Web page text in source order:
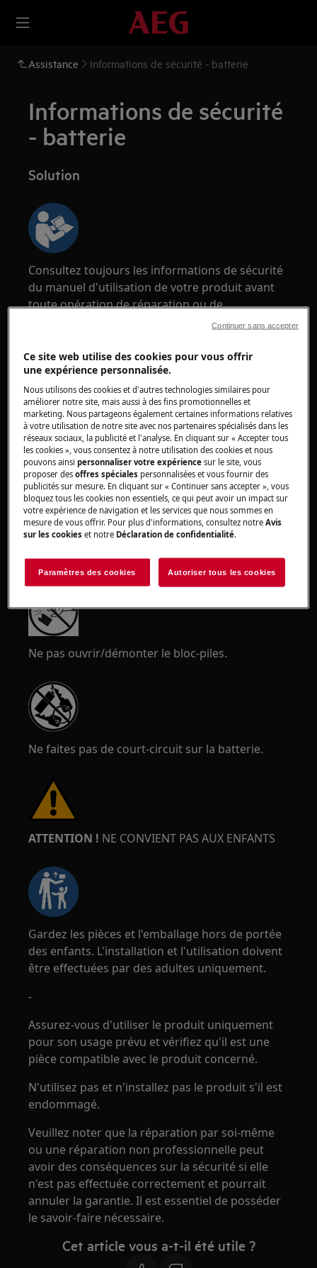
Assistance Informations de sécurité - batterie
Informations de sécurité
- batterie
Solution
Consultez toujours les informations de sécurité
du manuel d'utilisation de votre produit avant
toute opération de réparation ou de
ATTENTION !RISQUE D'INCENDIE
Ne pas exposer la batterie aux flammes,
étincelles ou à la lumière directe du soleil.
Conservez la batterie à température ambiante.
Ne pas ouvrir/démonter le bloc-piles.
Ne faites pas de court-circuit sur la batterie.
ATTENTION ! NE CONVIENT PAS AUX ENFANTS
Gardez les pièces et l'emballage hors de portée
des enfants. L'installation et l'utilisation doivent
être effectuées par des adultes uniquement.
-
Assurez-vous d'utiliser le produit uniquement
pour son usage prévu et vérifiez qu'il est une
pièce compatible avec le produit concerné.
N'utilisez pas et n'installez pas le produit s'il est
endommagé.
Veuillez noter que la réparation par soi-même
ou une réparation non professionnelle peut
avoir des conséquences sur la sécurité si elle
n'est pas effectuée correctement et pourrait
annuler la garantie. Il est essentiel de posséder
le savoir-faire nécessaire.
Cet article vous a-t-il été utile ?
Ce site web utilise des cookies pour vous offrir
une expérience personnalisée.
Nous utilisons des cookies et d'autres technologies similaires pour
améliorer notre site, mais aussi à des fins promotionnelles et
marketing. Nous partageons également certaines informations relatives
à votre utilisation de notre site avec nos partenaires spécialisés dans les
réseaux sociaux, la publicité et l'analyse. En cliquant sur « Accepter tous
les cookies », vous consentez à notre utilisation des cookies et nous
pouvons ainsipersonnaliser votre expériencesur le site, vous
proposer desoffres spéciales personnalisées et vous fournir des
publicités sur mesure. En cliquant sur « Continuer sans accepter », vous
bloquez tous les cookies non essentiels, ce qui peut avoir un impact sur
votre expérience de navigation et les services que nous sommes en
mesure de vous offrir. Pour plus d'informations, consultez notreAvis
sur les cookies et notre Déclaration de confidentialité.
Paramètres des cookies Autoriser tous les cookies
Continuer sans accepter